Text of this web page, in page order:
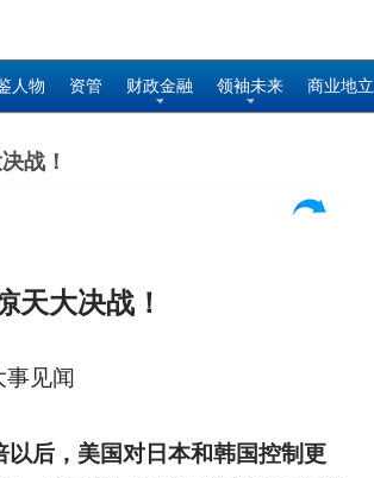
人物 资管 财政金融 领袖未来 商业地立
战！
天大决战！
见闻
后，美国对日本和韩国控制更